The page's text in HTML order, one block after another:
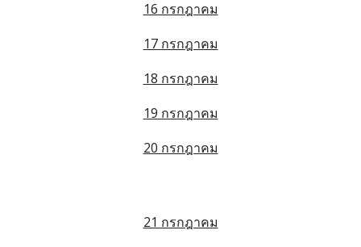
16 กรกฎาคม
17 กรกฎาคม
18 กรกฎาคม
19 กรกฎาคม
20 กรกฎาคม
21 กรกฎาคม